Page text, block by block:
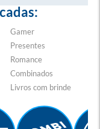
Gamer
Presentes
Romance
Combinados
Livros com brinde